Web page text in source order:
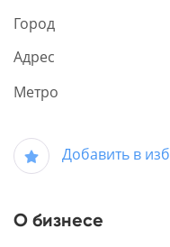
Город
Адрес
Метро
Добавить в
О бизнесе